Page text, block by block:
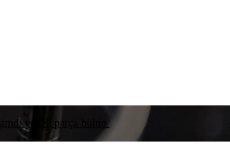
yedek parça bulun.